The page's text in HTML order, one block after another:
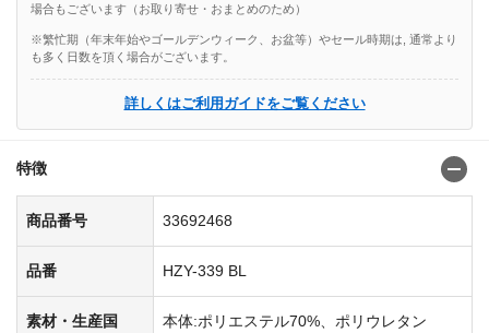
場合もございます（お取り寄せ・おまとめのため）
※繁忙期（年末年始やゴールデンウィーク、お盆等）やセール時期は, 通常より
も多く日数を頂く場合がございます。
詳しくはご利用ガイドをご覧ください
特徴
商品番号 33692468
品番 HZY-339 BL
素材・生産国
本体:ポリエステル70%、ポリウレタン